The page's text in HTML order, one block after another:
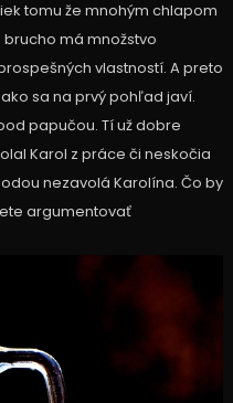
tomu že mnohým chlapom
má množstvo
vlastností. A preto
sa na prvý pohľad javí.
papučou. Tí už dobre
Karol z práce či neskočia
nezavolá Karolína. Čo by
argumentovať